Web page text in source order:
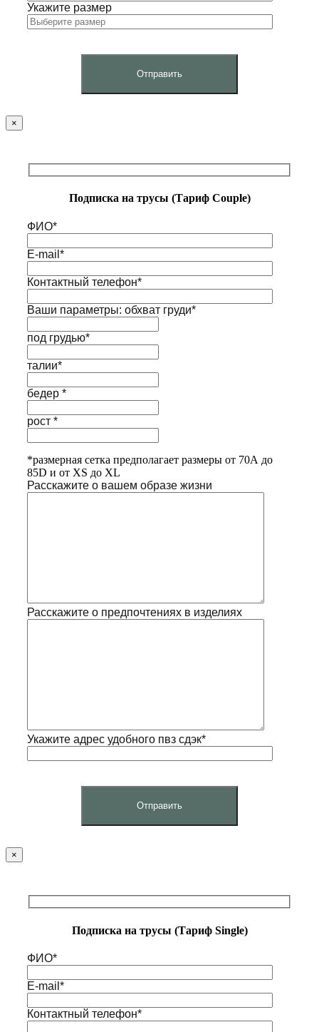
Укажите размер
×
Подписка на трусы (Тариф Couple)
ФИО*
E-mail*
Контактный телефон*
Ваши параметры: обхват груди*
под грудью*
талии*
бедер *
рост *
*размерная сетка предполагает размеры от 70А до
85D и от XS до XL
Расскажите о вашем образе жизни
Расскажите о предпочтениях в изделиях
Укажите адрес удобного пвз сдэк*
×
Подписка на трусы (Тариф Single)
ФИО*
E-mail*
Контактный телефон*